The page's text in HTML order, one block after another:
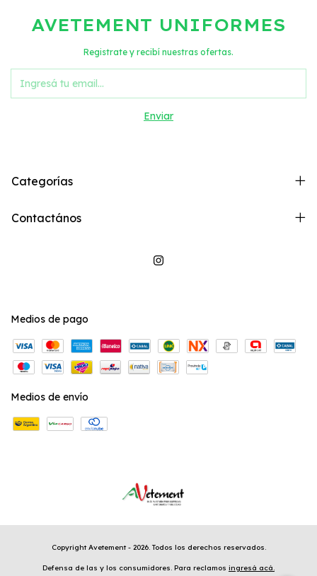
AVETEMENT UNIFORMES
Registrate y recibí nuestras ofertas.
Categorías
Contactános
Medios de pago
Medios de envío
Copyright Avetement - 2026. Todos los derechos reservados.
Defensa de las y los consumidores. Para reclamos ingresá acá.